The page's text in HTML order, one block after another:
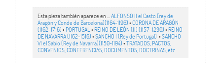
Esta pieza también aparece en ... ALFONSO II el Casto (rey de
Aragón y Conde de Barcelona)(1164-1196)•CORONA DE ARAGÓN
(1162-1716)• PORTUGAL • REINO DE LEÓN (II) (1157-1230)• REINO
DE NAVARRA (1162-1516)•SANCHO I (Rey de Portugal) •SANCHO
VI el Sabio (Rey de Navarra)(1150-1194)•TRATADOS, PACTOS,
CONVENIOS, CONFERENCIAS, DOCUMENTOS, DOCTRINAS, etc…